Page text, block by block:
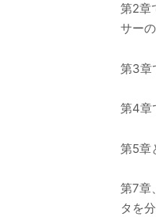
第2章
サー
第3章
第4章
第5章
第7章
タを